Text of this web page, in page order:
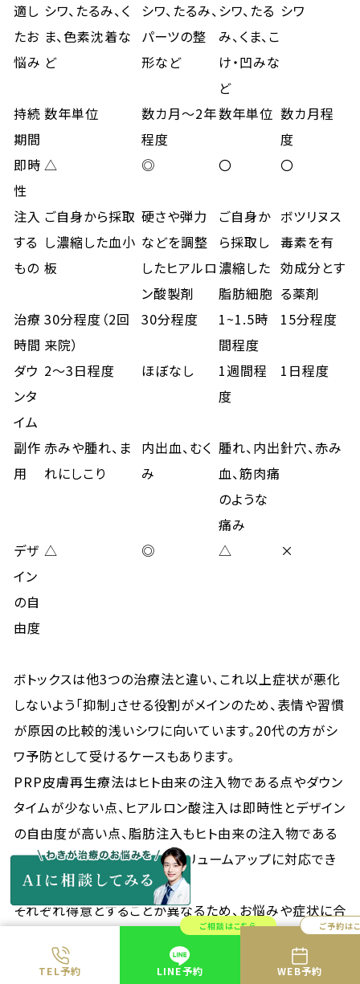
TEL予約
ご相談はこちら
LINE予約
ご予約は
WEB予約
適し
たお
悩み
シワ、たるみ、く
ま、色素沈着な
ど
シワ、たるみ、
パーツの整
形など
シワ、たる
み、くま、こ
け・凹みな
ど
シワ
持続
期間
数年単位
数カ月～2年
程度
数年単位 数カ月程
度
即時
性
△ ◎ 〇 〇
注入
する
もの
ご自身から採取
し濃縮した血小
板
硬さや弾力
などを調整
したヒアルロ
ン酸製剤
ご自身か
ら採取し
濃縮した
脂肪細胞
ボツリヌス
毒素を有
効成分とす
る薬剤
治療
時間
30分程度（2回
来院）
30分程度
1~1.5時
間程度
15分程度
ダウ
ンタ
イム
2～3日程度 ほぼなし
1週間程
度
1日程度
副作
用
赤みや腫れ、ま
れにしこり
内出血、むく
み
腫れ、内出
血、筋肉痛
のような
痛み
針穴、赤み
デザ
イン
の自
由度
△ ◎ △ ×
ボトックスは他3つの治療法と違い、これ以上症状が悪化
しないよう「抑制」させる役割がメインのため、表情や習慣
が原因の比較的浅いシワに向いています。20代の方がシ
ワ予防として受けるケースもあります。
PRP皮膚再生療法はヒト由来の注入物である点やダウン
タイムが少ない点、ヒアルロン酸注入は即時性とデザイン
の自由度が高い点、脂肪注入もヒト由来の注入物である
点とある程度の量が必要なボリュームアップに対応でき
る点が主な特長です。
それぞれ得意とすることが異なるため、お悩みや症状に合
わせて医師と相談し、決定するのが良いでしょう。即時性
や持続期間、ダウンタイムなどご自身が優先したい内容を